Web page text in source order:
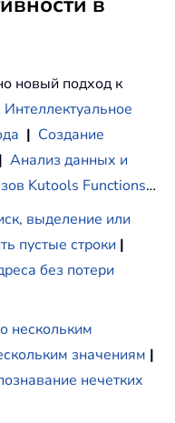
cells, format
).Offset(x
("A4:G4").Offset
= True
.Size =
10
False
is protected.
around the
(
(xlLeft)
новый подход к
Интеллектуальное
| Создание
| Анализ данных и
Kutools Functions…
выделение или
пустые строки |
без потери
нескольким
значениям |
нечетких